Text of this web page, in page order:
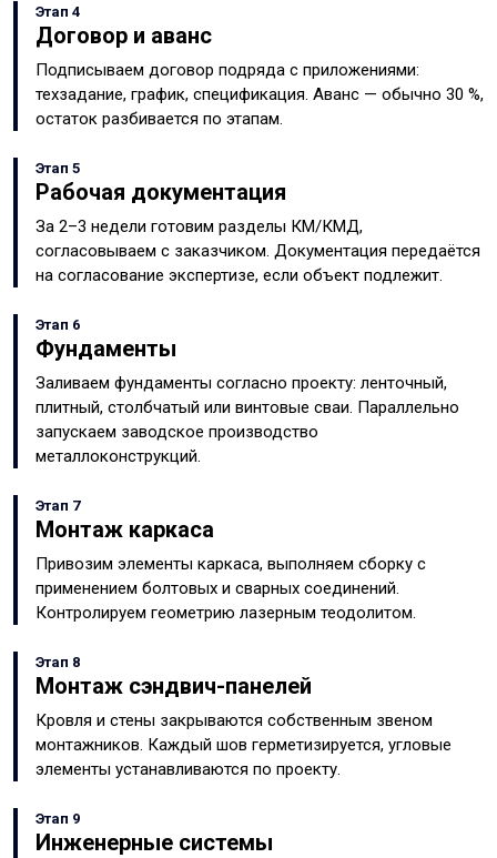
Этап 4
Договор и аванс
Подписываем договор подряда с приложениями:
техзадание, график, спецификация. Аванс — обычно 30 %,
остаток разбивается по этапам.
Этап 5
Рабочая документация
За 2–3 недели готовим разделы КМ/КМД,
согласовываем с заказчиком. Документация передаётся
на согласование экспертизе, если объект подлежит.
Этап 6
Фундаменты
Заливаем фундаменты согласно проекту: ленточный,
плитный, столбчатый или винтовые сваи. Параллельно
запускаем заводское производство
металлоконструкций.
Этап 7
Монтаж каркаса
Привозим элементы каркаса, выполняем сборку с
применением болтовых и сварных соединений.
Контролируем геометрию лазерным теодолитом.
Этап 8
Монтаж сэндвич-панелей
Кровля и стены закрываются собственным звеном
монтажников. Каждый шов герметизируется, угловые
элементы устанавливаются по проекту.
Этап 9
Инженерные системы